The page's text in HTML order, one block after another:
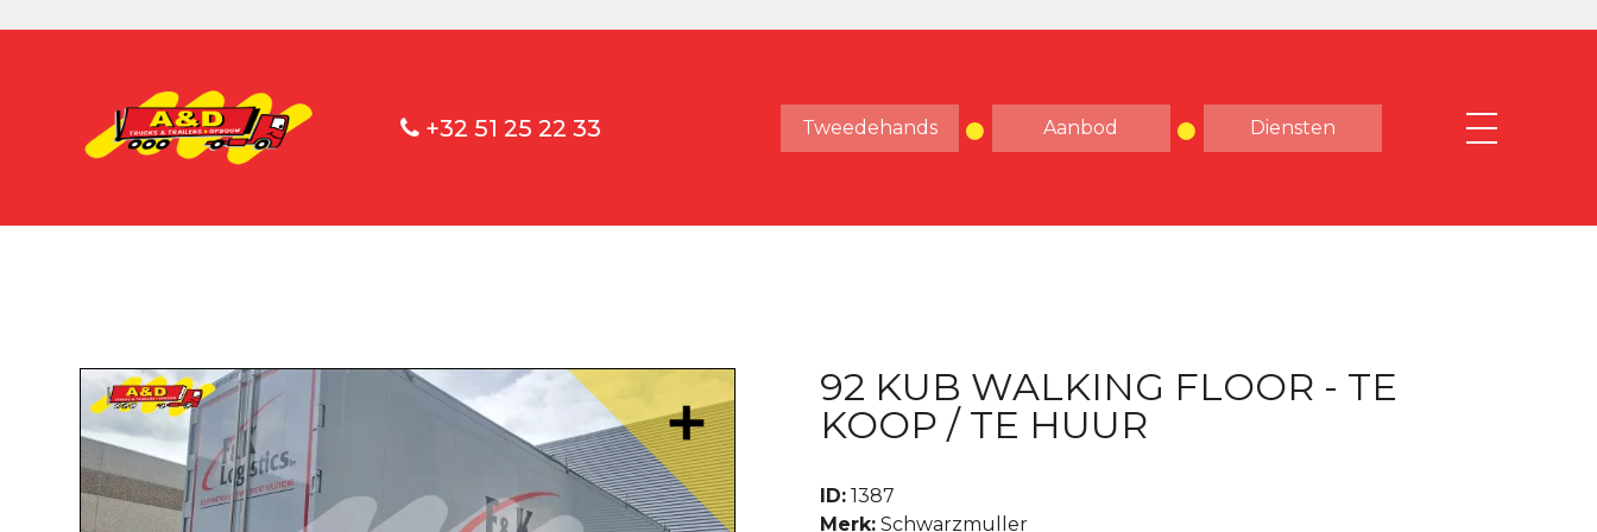
+32 51 25 22 33 Tweedehands Aanbod Diensten
92 KUB WALKING FLOOR - TE
KOOP / TE HUUR
ID: 1387
Merk: Schwarzmuller